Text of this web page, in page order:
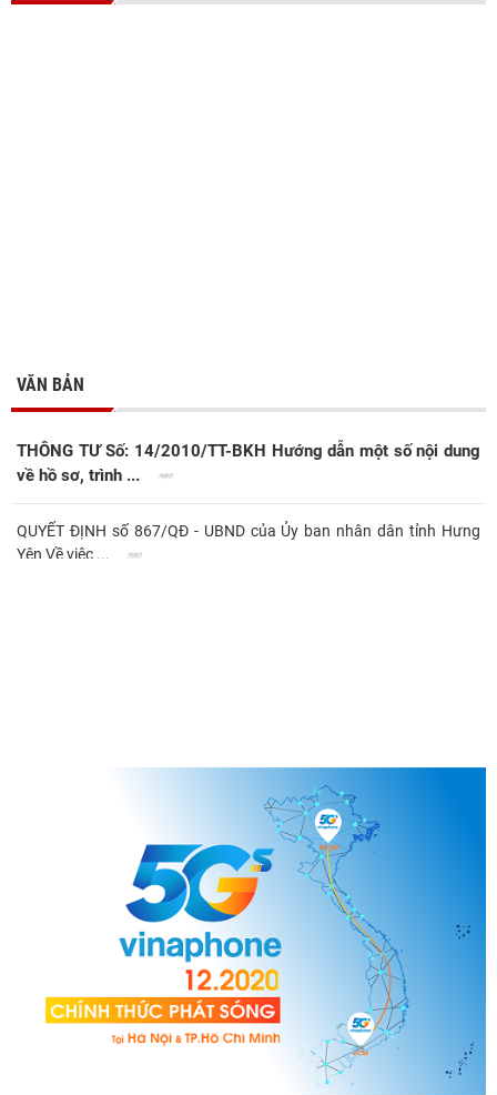
VĂN BẢN
THÔNG TƯ Số: 14/2010/TT-BKH Hướng dẫn một số nội dung
về hồ sơ, trình ...
QUYẾT ĐỊNH số 867/QĐ - UBND của Ủy ban nhân dân tỉnh Hưng
Yên Về việc ...